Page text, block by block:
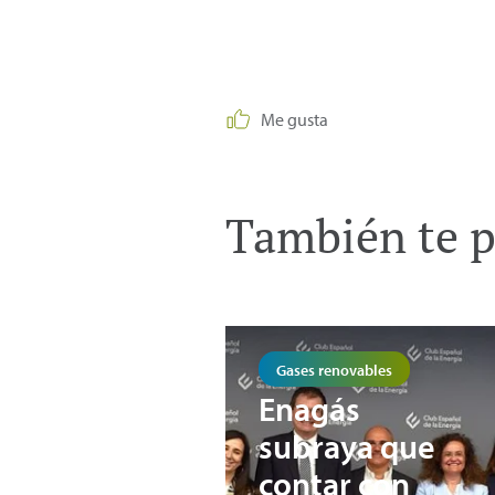
Me gusta
También te
Gases renovables
Enagás
subraya que
contar con